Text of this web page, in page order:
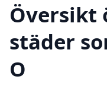
Översikt
städer
O